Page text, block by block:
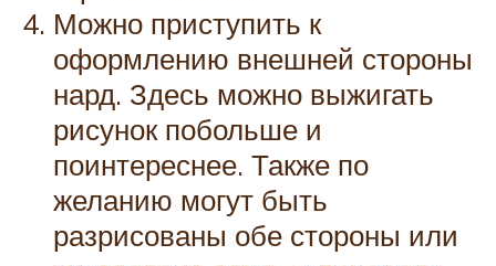
Можно приступить к
оформлению внешней стороны
нард. Здесь можно выжигать
рисунок побольше и
поинтереснее. Также по
желанию могут быть
разрисованы обе стороны или